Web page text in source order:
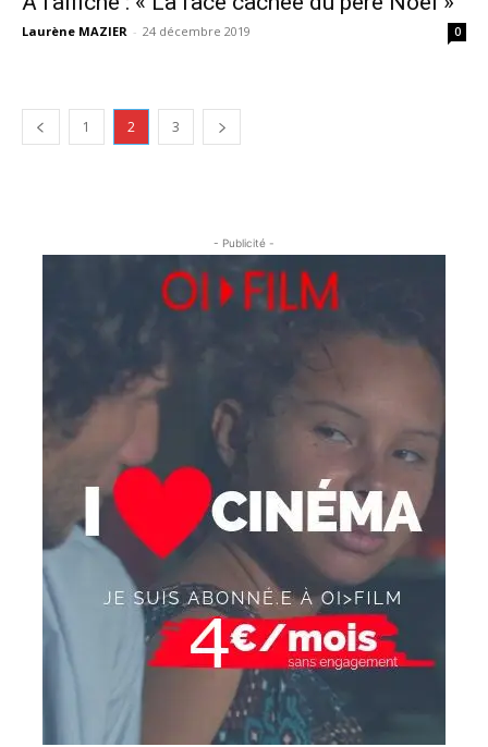
Laurène MAZIER - 24 décembre 2019 0
1 2 3
- Publicité -